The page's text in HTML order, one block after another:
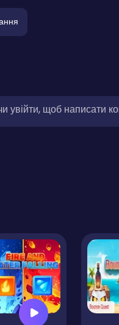
увійти, щоб написати